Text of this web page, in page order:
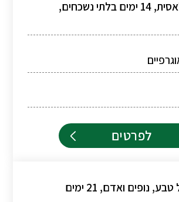
טיול ליפן הקלאסית, 14 ימים בלתי נשכחים,
לפרטים
נופים ואדם, 21 ימים